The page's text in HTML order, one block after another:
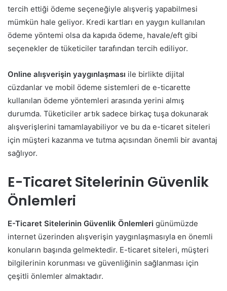
tercih ettiği ödeme seçeneğiyle alışveriş yapabilmesi
mümkün hale geliyor. Kredi kartları en yaygın kullanılan
ödeme yöntemi olsa da kapıda ödeme, havale/eft gibi
seçenekler de tüketiciler tarafından tercih ediliyor.
Online alışverişin yaygınlaşması ile birlikte dijital
cüzdanlar ve mobil ödeme sistemleri de e-ticarette
kullanılan ödeme yöntemleri arasında yerini almış
durumda. Tüketiciler artık sadece birkaç tuşa dokunarak
alışverişlerini tamamlayabiliyor ve bu da e-ticaret siteleri
için müşteri kazanma ve tutma açısından önemli bir avantaj
sağlıyor.
E-Ticaret Sitelerinin Güvenlik
Önlemleri
E-Ticaret Sitelerinin Güvenlik Önlemleri günümüzde
internet üzerinden alışverişin yaygınlaşmasıyla en önemli
konuların başında gelmektedir. E-ticaret siteleri, müşteri
bilgilerinin korunması ve güvenliğinin sağlanması için
çeşitli önlemler almaktadır.